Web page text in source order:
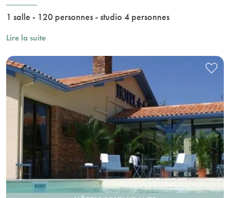
1 salle - 120 personnes - studio 4 personnes
Lire la suite